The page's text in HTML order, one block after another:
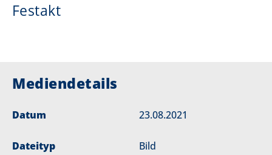
Festakt
Mediendetails
Datum 23.08.2021
Dateityp Bild